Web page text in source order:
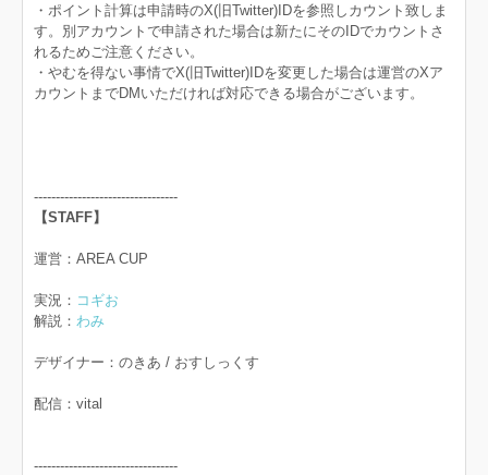
・ポイント計算は申請時のX(旧Twitter)IDを参照しカウント致しま
す。別アカウントで申請された場合は新たにそのIDでカウントさ
れるためご注意ください。
・やむを得ない事情でX(旧Twitter)IDを変更した場合は運営のXア
カウントまでDMいただければ対応できる場合がございます。
---------------------------------
【STAFF】
運営：AREA CUP
実況： コギお
解説： わみ
デザイナー：のきあ / おすしっくす
配信：vital
---------------------------------